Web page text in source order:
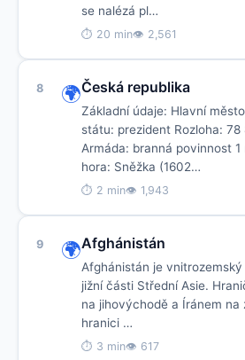
se nalézá pl…
⏱ 20 min👁 2,561
8 🌍Česká republika
Základní údaje: Hlavní
státu: prezident Rozloha: 78
Armáda: branná povinnost
hora: Sněžka (1602…
⏱ 2 min👁 1,943
9 🌍Afghánistán
Afghánistán je
jižní části Střední Asie.
na jihovýchodě a Íránem na
hranici …
⏱ 3 min👁 617